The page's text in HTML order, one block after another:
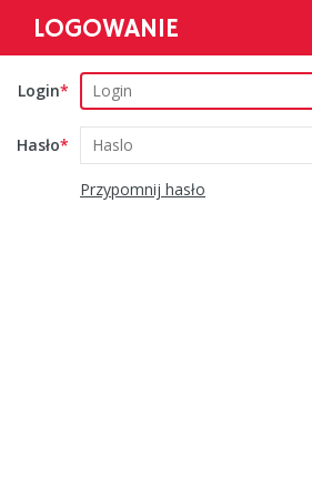
LOGOWANIE
Login
Hasło
Przypomnij hasło